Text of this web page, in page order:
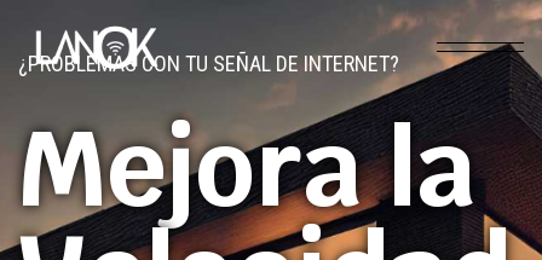
¿PROBLEMAS CON TU SEÑAL DE INTERNET?
Mejora la